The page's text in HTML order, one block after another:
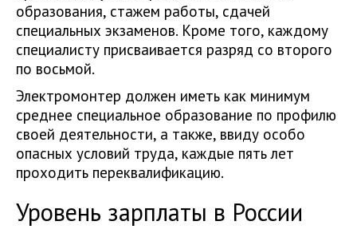
образования, стажем работы, сдачей
специальных экзаменов. Кроме того, каждому
специалисту присваивается разряд со второго
по восьмой.
Электромонтер должен иметь как минимум
среднее специальное образование по профилю
своей деятельности, а также, ввиду особо
опасных условий труда, каждые пять лет
проходить переквалификацию.
Уровень зарплаты в России